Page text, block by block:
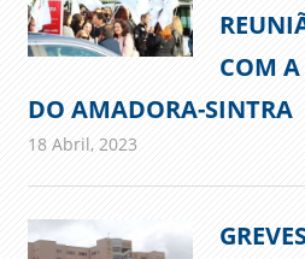
COM
DO AMADORA-SINTRA
18 Abril, 2023admin
Comunicados